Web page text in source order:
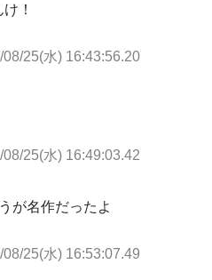
！
08/25(水) 16:43:56.20
08/25(水) 16:49:03.42
が名作だったよ
08/25(水) 16:53:07.49